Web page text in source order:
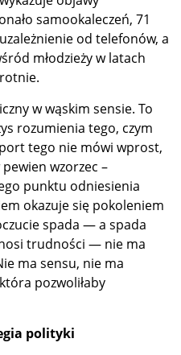
samookaleczeń, 71
od telefonów, a
młodzieży w latach
w wąskim sensie. To
rozumienia tego, czym
tego nie mówi wprost,
wzorzec –
punktu odniesienia
okazuje się pokoleniem
spada — a spada
trudności — nie ma
ma sensu, nie ma
pozwoliłaby
polityki